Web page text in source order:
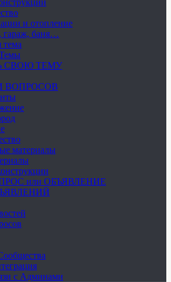
и отопление
гараж, баня…
тема
СВОЮ ТЕМУ
ВОПРОСОВ
материалы
или ОБЪЯВЛЕНИЕ
с Админами